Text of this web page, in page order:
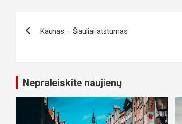
įrašų
Kaunas – Šiauliai atstumas
Nepraleiskite naujienų